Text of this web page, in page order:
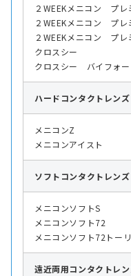
２WEEKメニコン プレ
２WEEKメニコン プレ
２WEEKメニコン プレ
クロスシー
クロスシー バイフォー
ハード コンタクトレンズ
メニコンZ
メニコンアイスト
ソフト コンタクトレンズ
メニコンソフトS
メニコンソフト72
メニコンソフト72トー
遠近両用コンタクトレ